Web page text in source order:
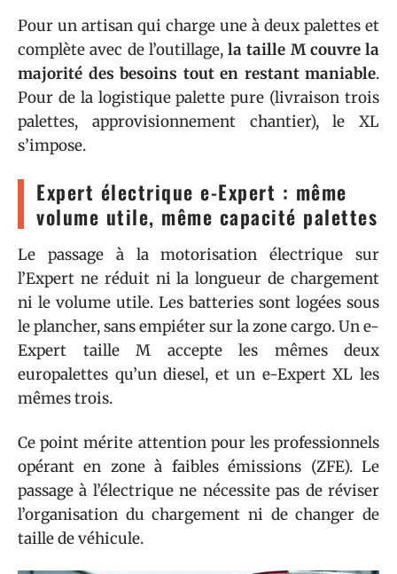
Pour un artisan qui charge une à deux palettes et
complète avec de l’outillage, la taille M couvre la
majorité des besoins tout en restant maniable.
Pour de la logistique palette pure (livraison trois
palettes, approvisionnement chantier), le XL
s’impose.
Expert électrique e-Expert : même
volume utile, même capacité palettes
Le passage à la motorisation électrique sur
l’Expert ne réduit ni la longueur de chargement
ni le volume utile. Les batteries sont logées sous
le plancher, sans empiéter sur la zone cargo. Un e-
Expert taille M accepte les mêmes deux
europalettes qu’un diesel, et un e-Expert XL les
mêmes trois.
Ce point mérite attention pour les professionnels
opérant en zone à faibles émissions (ZFE). Le
passage à l’électrique ne nécessite pas de réviser
l’organisation du chargement ni de changer de
taille de véhicule.